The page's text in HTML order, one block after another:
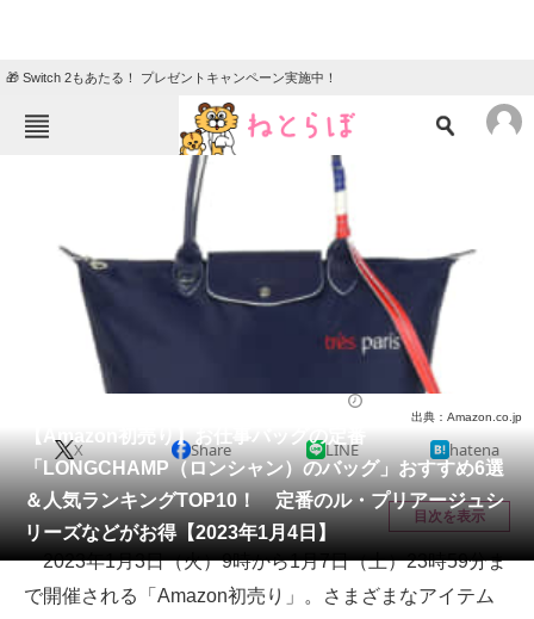
🎁 Switch 2もあたる！ プレゼントキャンペーン実施中！
エンタメ
教育・育児
メディア
注目記事を集めた総合ページ
ITの今と未来を見通す
【Amazon初売り】お仕事バッグの定番
「LONGCHAMP（ロンシャン）のバッグ」おすすめ6選
＆人気ランキングTOP10！ 定番のル・プリアージュシ
リーズなどがお得【2023年1月4日】
出典：Amazon.co.jp
X Share LINE hatena
目次を表示
2023年1月3日（火）9時から1月7日（土）23時59分ま
で開催される「Amazon初売り」。さまざまなアイテム